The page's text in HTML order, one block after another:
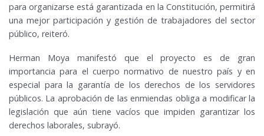
para organizarse está garantizada en la Constitución, permitirá
una mejor participación y gestión de trabajadores del sector
público, reiteró.
Herman Moya manifestó que el proyecto es de gran
importancia para el cuerpo normativo de nuestro país y en
especial para la garantía de los derechos de los servidores
públicos. La aprobación de las enmiendas obliga a modificar la
legislación que aún tiene vacíos que impiden garantizar los
derechos laborales, subrayó.